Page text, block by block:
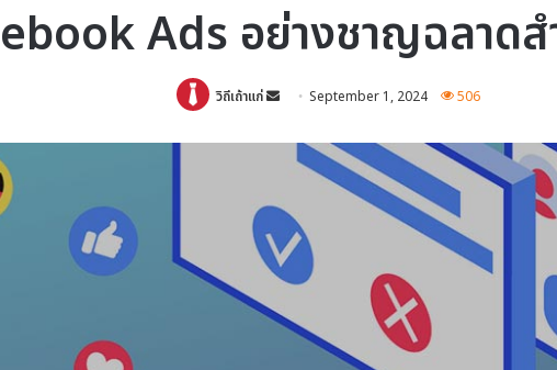
Ads อย่างชาญฉลาด
วิถีเถ้าแก่
Send
email
September 1, 2024 506